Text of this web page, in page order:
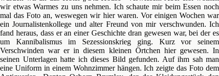
wir etwas Warmes zu uns nehmen. Ich schaute mir beim Essen noch
mal das Foto an, weswegen wir hier waren. Vor einigen Wochen war
ein Journalistenkollege und alter Freund von mir verschwunden. Ich
fand heraus, dass er an einer Geschichte dran gewesen war, bei der es
um Kannibalismus im Sezessionskrieg ging. Kurz vor seinem
Verschwinden war er in diesem kleinen Örtchen hier gewesen. In
seinen Unterlagen hatte ich dieses Bild gefunden. Auf ihm sah man
eine Uniform in einem Wohnzimmer hängen. Ich zeigte das Foto dem